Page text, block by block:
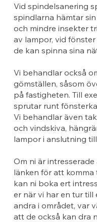
Vid spindelsanering
spindlarna hämtar
och mindre insekter
av lampor, vid
de kan spinna sina
Vi behandlar också
gömställen, såsom
på fastigheten. Till
sprutar runt
Vi behandlar även
och vindskiva,
lampor i anslutning
Om ni är
länken för att
kan ni boka ert
er när vi har en tur till
andra i området, var
att de också kan dra